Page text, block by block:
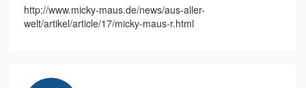
http://www.micky-maus.de/news/aus-aller-
welt/artikel/article/17/micky-maus-r.html